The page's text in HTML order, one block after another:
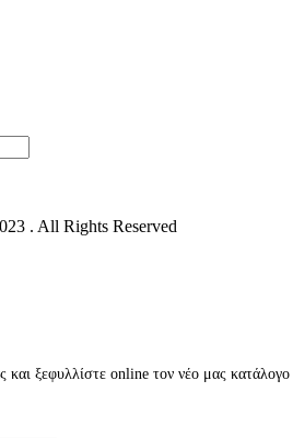
. All Rights Reserved
και ξεφυλλίστε online τον νέο μας κατάλογο